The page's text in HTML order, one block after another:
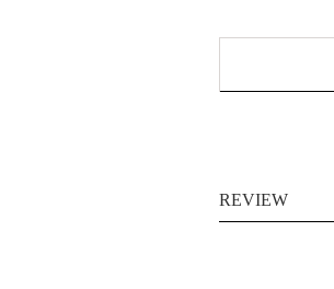
REVIEW